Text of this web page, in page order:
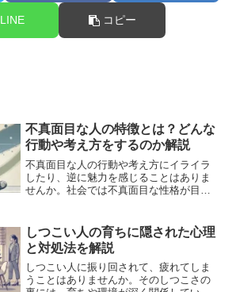
LINE コピー
不真面目な人の特徴とは？どんな
行動や考え方をするのか解説
不真面目な人の行動や考え方にイライラ
したり、逆に魅力を感じることはありま
せんか。社会では不真面目な性格が目立
人間関係でこのような不真面目な人の特
徴がどう影響するのか、気...
しつこい人の育ちに隠された心理
と対処法を解説
しつこい人に振り回されて、疲れてしま
うことはありませんか。そのしつこさの